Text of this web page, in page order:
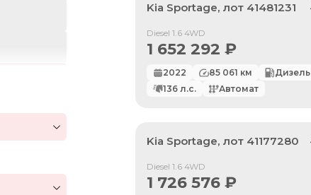
Kia Sportage, лот 41481231
Продан
Diesel 1.6 4WD
1 652 292 ₽
2022 85 061 км
Дизель
136 л.с. Автомат
Kia Sportage, лот 41177280
Продан
Diesel 1.6 4WD
1 726 576 ₽